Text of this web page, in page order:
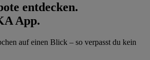
entdecken.
App.
auf einen Blick – so verpasst du kein